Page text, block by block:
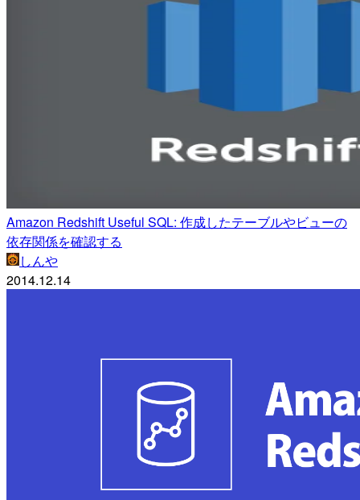
Amazon Redshift Useful SQL: 作成したテーブルやビューの
依存関係を確認する
しんや
2014.12.14